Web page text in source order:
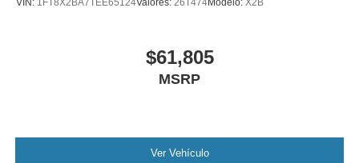
VIN: 1FT8X2BA7TEE65124Valores: 26T474Modelo: X2B
$61,805
MSRP
Ver Vehículo